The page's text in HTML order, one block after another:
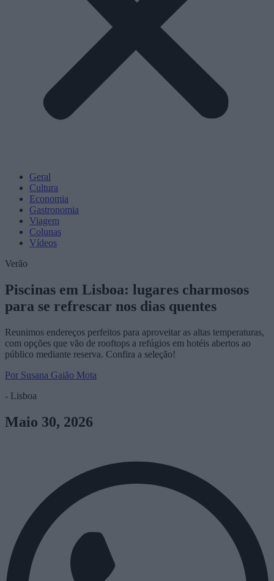
Geral
Cultura
Economia
Gastronomia
Viagem
Colunas
Vídeos
Verão
Piscinas em Lisboa: lugares charmosos
para se refrescar nos dias quentes
Reunimos endereços perfeitos para aproveitar as altas temperaturas,
com opções que vão de rooftops a refúgios em hotéis abertos ao
público mediante reserva. Confira a seleção!
Por Susana Gaião Mota
- Lisboa
Maio 30, 2026